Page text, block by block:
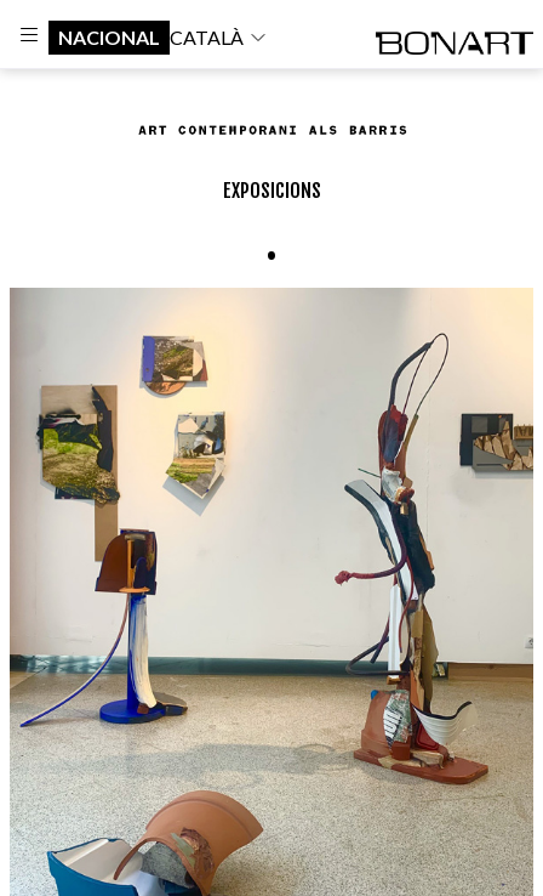
NACIONAL CATALÀ
EXPOSICIONS
.